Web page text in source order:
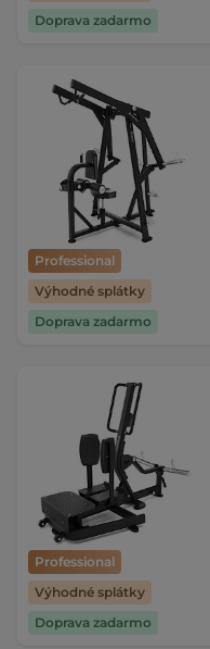
Doprava zadarmo
Professional
Výhodné splátky
Doprava zadarmo
Professional
Výhodné splátky
Doprava zadarmo